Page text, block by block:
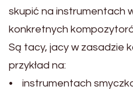
skupić na instrumentach
konkretnych
Są tacy, jacy w zasadzie
przykład na:
• instrumentach